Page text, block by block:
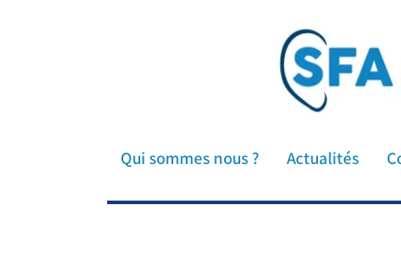
SFA Société Française
savante audioprothèse
Qui sommes nous ? Actualités